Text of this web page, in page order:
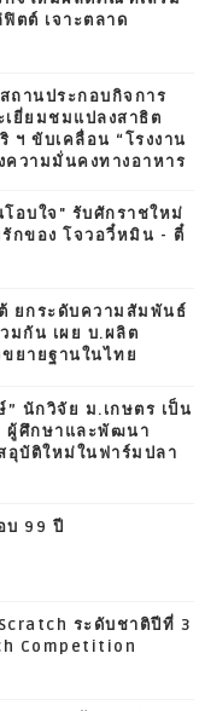
ตต์ เจาะตลาด
ถานประกอบกิจการ
เยี่ยมชมแปลงสาธิต
ฯ ขับเคลื่อน “โรงงาน
ความมั่นคงทางอาหาร
อบใจ" รับศักราชใหม่
กของ โจวอวี๋หมิน - ตี๋
ยกระดับความสัมพันธ์
มกัน เผย บ.ผลิต
ยายฐานในไทย
นักวิจัย ม.เกษตร เป็น
ผู้ศึกษาและพัฒนา
อุบัติใหม่ในฟาร์มปลา
บ 99 ปี
ระดับชาติปีที่ 3
Competition